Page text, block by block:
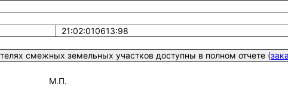
21:02:010613:98
смежных земельных участков доступны в полном отчете (
М.П.